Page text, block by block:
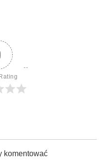
komentować